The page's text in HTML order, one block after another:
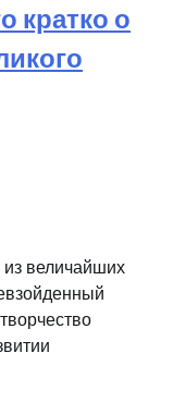
кратко о
величайших